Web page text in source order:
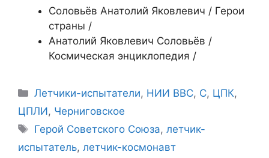
Соловьёв Анатолий Яковлевич / Герои
страны /
Анатолий Яковлевич Соловьёв /
Космическая энциклопедия /
Рубрики
Летчики-испытатели, НИИ ВВС, С, ЦПК,
ЦПЛИ, Черниговское
Метки
Герой Советского Союза,летчик-
испытатель, летчик-космонавт